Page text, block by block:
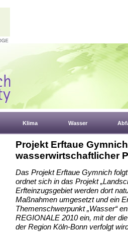
Klima Wasser
Projekt Erftaue
wasserwirtschaftlicher
Das Projekt Erftaue Gymnich
ordnet sich in das Projekt
Erfteinzugsgebiet werden dort
Maßnahmen umgesetzt und ein
Themenschwerpunkt „Wasser“
REGIONALE 2010 ein, mit der
der Region Köln-Bonn verfolgt